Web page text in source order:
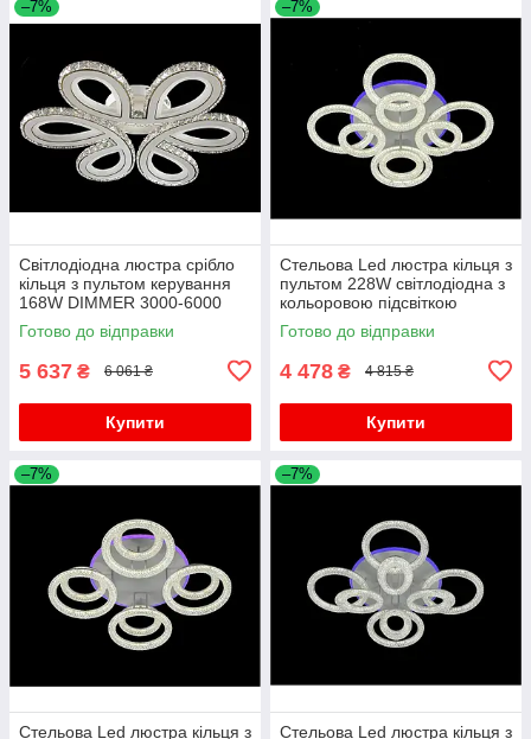
–7%
Світлодіодна люстра срібло
кільця з пультом керування
168W DIMMER 3000-6000
H130*L600*W550
Готово до відправки
5 637 ₴ 6 061 ₴
Купити
–7%
Стельова Led люстра кільця з
пультом 228W світлодіодна з
кольоровою підсвіткою
Готово до відправки
4 478 ₴ 4 815 ₴
Купити
–7%
Стельова Led люстра кільця з
–7%
Стельова Led люстра кільця з